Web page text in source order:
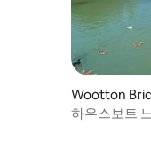
Wootton
하우스보트